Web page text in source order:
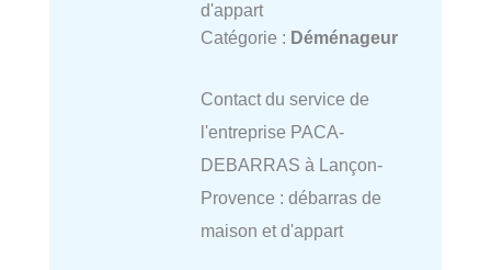
d'appart
Catégorie : Déménageur
Contact du service de
l'entreprise PACA-
DEBARRAS à Lançon-
Provence : débarras de
maison et d'appart